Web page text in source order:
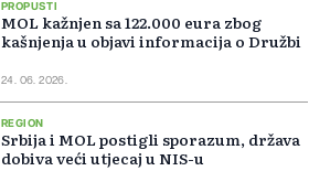
PROPUSTI
MOL kažnjen sa 122.000 eura zbog
kašnjenja u objavi informacija o Družbi
24. 06. 2026.
REGION
Srbija i MOL postigli sporazum, država
dobiva veći utjecaj u NIS-u